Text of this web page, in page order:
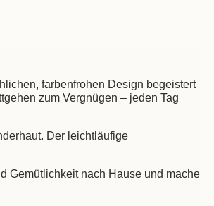
farbenfrohen Design begeistert
zum Vergnügen – jeden Tag
Der leichtläufige
Gemütlichkeit nach Hause und mache